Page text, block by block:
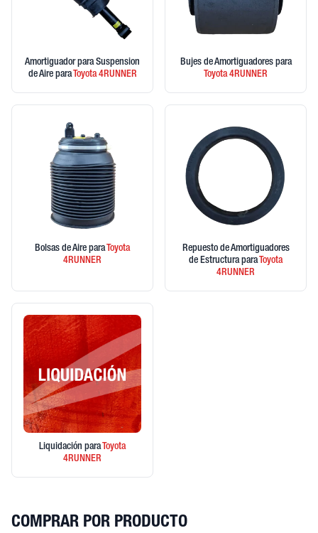
Amortiguador para Suspension
de Aire para Toyota4RUNNER
Bujes de Amortiguadores para
Toyota4RUNNER
Bolsas de Aire para Toyota
4RUNNER
Repuesto de Amortiguadores
de Estructura para Toyota
4RUNNER
Liquidación para Toyota
4RUNNER
COMPRAR POR PRODUCTO